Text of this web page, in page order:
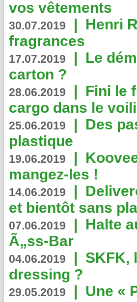
vos vêtements
30.07.2019 | Henri
fragrances
17.07.2019 | Le
carton ?
28.06.2019 | Fini le
cargo dans le
25.06.2019 | Des
plastique
19.06.2019 |
mangez-les !
14.06.2019 |
et bientôt sans
07.06.2019 | Halte
Ã„ss-Bar
04.06.2019 | SKFK,
dressing ?
29.05.2019 | Une «